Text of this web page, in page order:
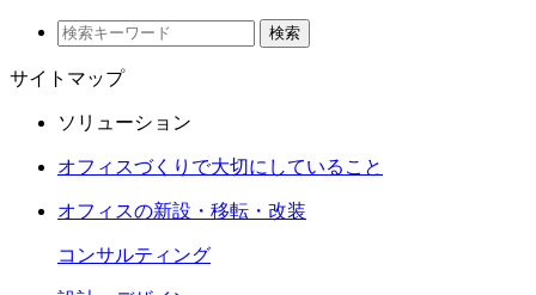
検索
サイトマップ
ソリューション
オフィスづくりで大切にしていること
オフィスの新設・移転・改装
コンサルティング